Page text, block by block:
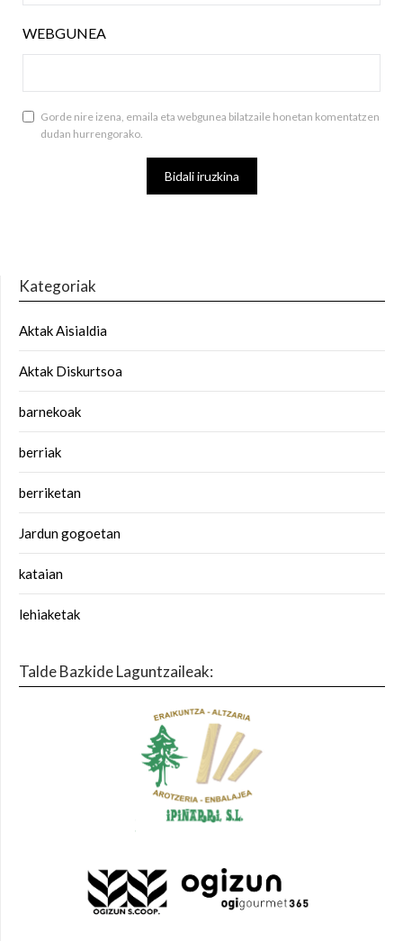
WEBGUNEA
Gorde nire izena, emaila eta webgunea bilatzaile honetan komentatzen
dudan hurrengorako.
Kategoriak
Aktak Aisialdia
Aktak Diskurtsoa
barnekoak
berriak
berriketan
Jardun gogoetan
kataian
lehiaketak
Talde Bazkide Laguntzaileak: